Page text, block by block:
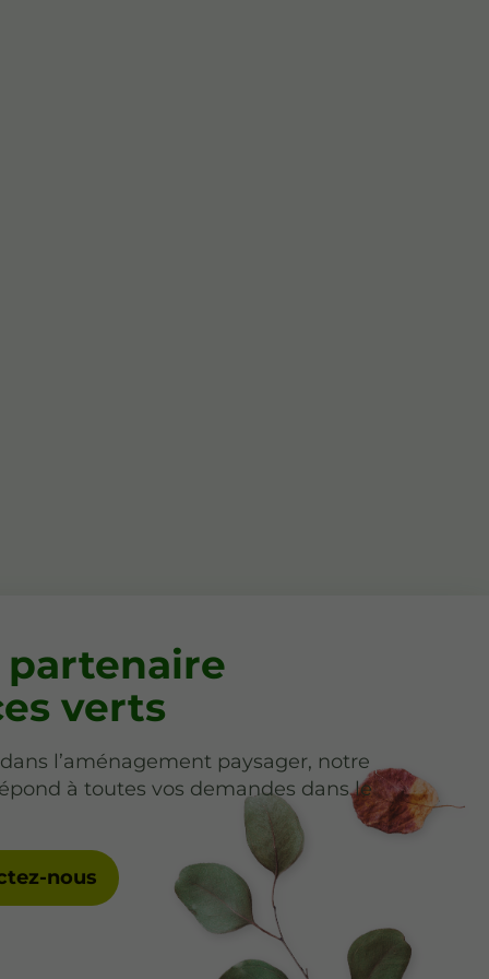
verts
l’aménagement paysager, notre
à toutes vos demandes dans le
nous